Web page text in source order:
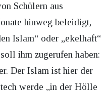
Schülern aus
hinweg beleidigt,
Islam“ oder „ekelhaft“
ihm zugerufen haben:
Der Islam ist hier der
werde „in der Hölle